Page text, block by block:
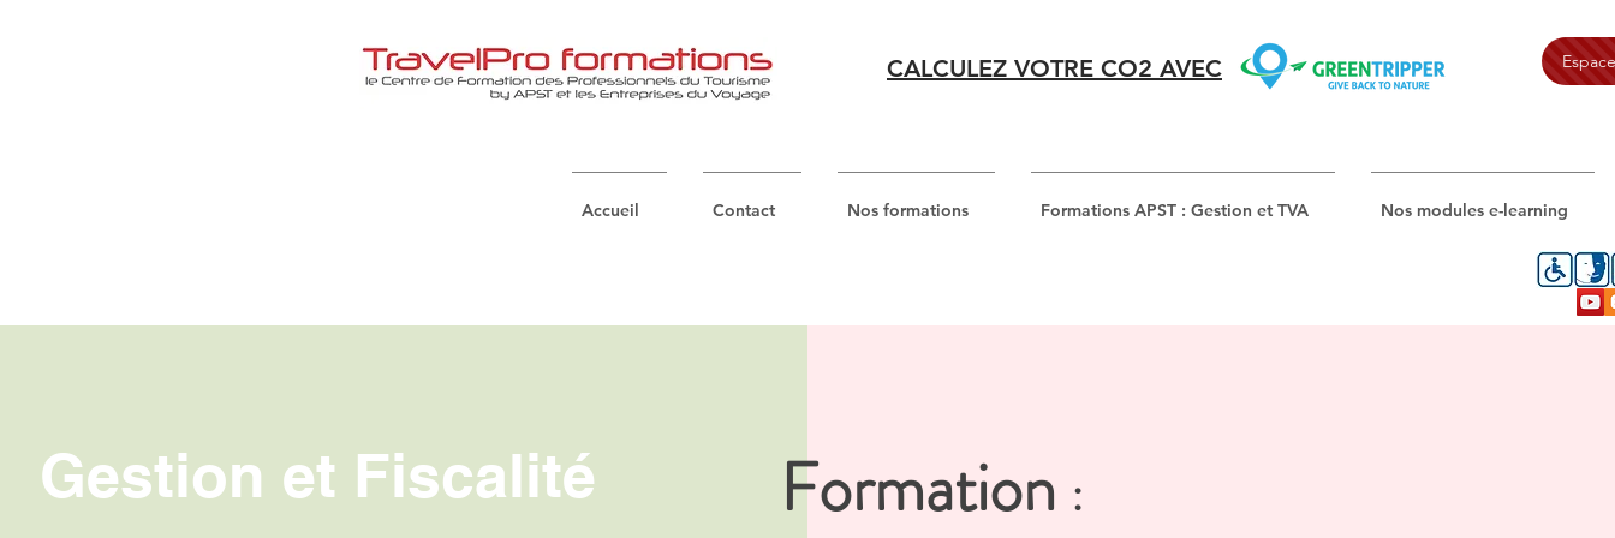
CALCULEZ VOTRE CO2 AVEC
Accueil Contact Nos formations Formations APST : Gestion et TVA Nos modules e-learning
Gestion et Fiscalité Formation :